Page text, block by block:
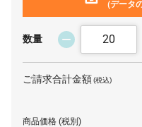
800 枚
900 枚
1000 枚
(データ
数量
ご請求合計金額(税込)
商品価格 (税別)